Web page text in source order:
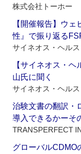
株式会社トーホー
【開催報告】ウ
性』で振り返る
サイネオス・ヘル
【サイネオス・
山氏に聞く
サイネオス・ヘル
治験文書の翻訳・
導入できるかーそ
TRANSPERFECT
グローバルCDMO